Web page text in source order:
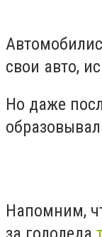
свои авто,
Но даже
Напомним,